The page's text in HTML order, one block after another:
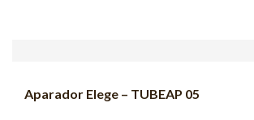
Aparador Elege – TUBEAP 05